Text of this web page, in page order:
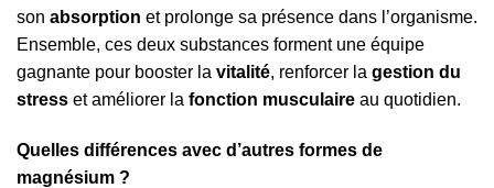
son absorption et prolonge sa présence dans l’organisme.
Ensemble, ces deux substances forment une équipe
gagnante pour booster la vitalité, renforcer la gestion du
stress et améliorer la fonction musculaire au quotidien.
Quelles différences avec d’autres formes de
magnésium ?